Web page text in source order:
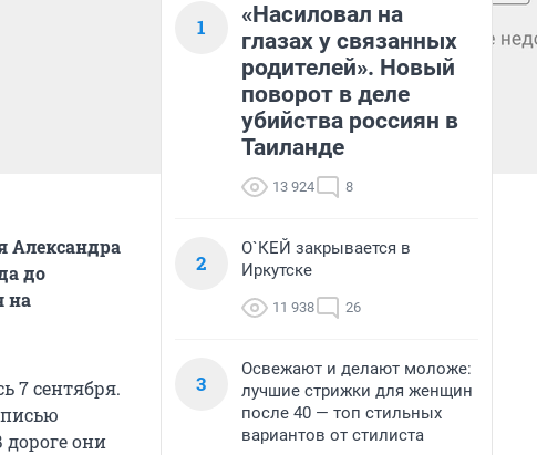
Александра
до
на
7 сентября.
дороге они
1
«Насиловал на
глазах у связанных
родителей». Новый
поворот в деле
убийства россиян в
Таиланде
13 924 8
2
О`КЕЙ закрывается в
Иркутске
11 938 26
3
Освежают и делают моложе:
лучшие стрижки для женщин
после 40 — топ стильных
вариантов от стилиста